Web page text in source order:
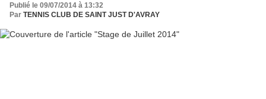
Publié le 09/07/2014 à 13:32
Par TENNIS CLUB DE SAINT JUST D'AVRAY